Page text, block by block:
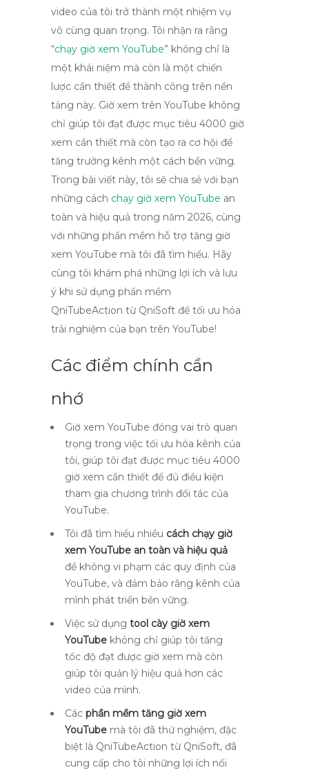
video của tôi trở thành một nhiệm vụ
vô cùng quan trọng. Tôi nhận ra rằng
“chạy giờ xem YouTube” không chỉ là
một khái niệm mà còn là một chiến
lược cần thiết để thành công trên nền
tảng này. Giờ xem trên YouTube không
chỉ giúp tôi đạt được mục tiêu 4000 giờ
xem cần thiết mà còn tạo ra cơ hội để
tăng trưởng kênh một cách bền vững.
Trong bài viết này, tôi sẽ chia sẻ với bạn
những cách chạy giờ xem YouTube an
toàn và hiệu quả trong năm 2026, cùng
với những phần mềm hỗ trợ tăng giờ
xem YouTube mà tôi đã tìm hiểu. Hãy
cùng tôi khám phá những lợi ích và lưu
ý khi sử dụng phần mềm
QniTubeAction từ QniSoft để tối ưu hóa
trải nghiệm của bạn trên YouTube!
Các điểm chính cần
nhớ
Giờ xem YouTube đóng vai trò quan
trọng trong việc tối ưu hóa kênh của
tôi, giúp tôi đạt được mục tiêu 4000
giờ xem cần thiết để đủ điều kiện
tham gia chương trình đối tác của
YouTube.
Tôi đã tìm hiểu nhiều cách chạy giờ
xem YouTube an toàn và hiệu quả
để không vi phạm các quy định của
YouTube, và đảm bảo rằng kênh của
mình phát triển bền vững.
Việc sử dụng tool cày giờ xem
YouTube không chỉ giúp tôi tăng
tốc độ đạt được giờ xem mà còn
giúp tôi quản lý hiệu quả hơn các
video của mình.
Các phần mềm tăng giờ xem
YouTube mà tôi đã thử nghiệm, đặc
biệt là QniTubeAction từ QniSoft, đã
cung cấp cho tôi những lợi ích nổi